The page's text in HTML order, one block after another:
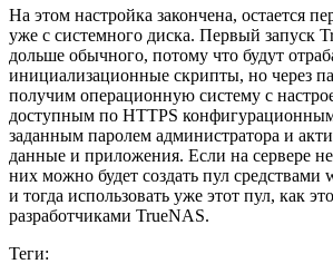
На этом настройка закончена, остается
уже с системного диска. Первый запуск
дольше обычного, потому что будут
инициализационные скрипты, но через
получим операционную систему с
доступным по HTTPS
заданным паролем администратора и
данные и приложения. Если на сервере
них можно будет создать пул
и тогда использовать уже этот пул, как
разработчиками TrueNAS.
Теги: